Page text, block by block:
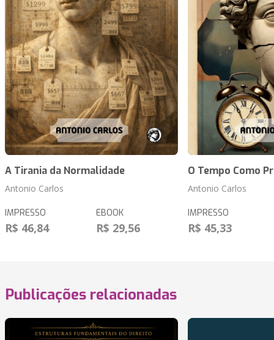
A Tirania da Normalidade
Antonio Carlos
IMPRESSO
R$ 46,84
EBOOK
R$ 29,56
O Tempo Como
Antonio Carlos
IMPRESSO
R$ 45,33
Publicações relacionadas